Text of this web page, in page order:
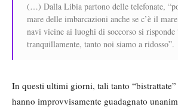
(…) Dalla Libia partono delle telefonate,
mare delle imbarcazioni anche se c’è il
navi vicine ai luoghi di soccorso si risponde
tranquillamente, tanto noi siamo a ridosso”.
In questi ultimi giorni, tali tanto
hanno improvvisamente guadagnato